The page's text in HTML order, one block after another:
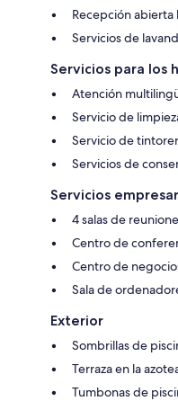
Recepción abierta
Servicios de
Servicios para los
Atención
Servicio de
Servicio de
Servicios de
Servicios
4 salas de
Centro de
Centro de
Sala de
Exterior
Sombrillas de
Terraza en la
Tumbonas de